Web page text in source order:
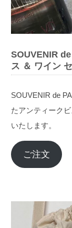
SOUVENIR
ス ＆ ワイン
SOUVENIR de
たアンティーク
いたします。
ご注文